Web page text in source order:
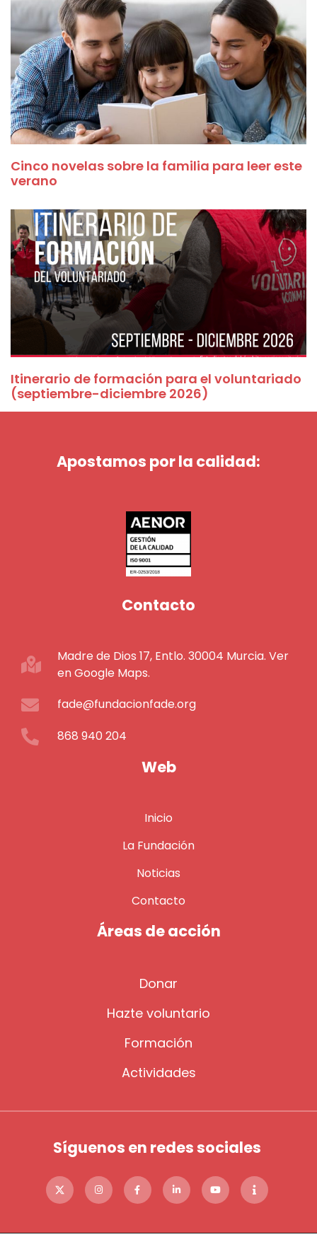
Cinco novelas sobre la familia para leer este
verano
Itinerario de formación para el voluntariado
(septiembre-diciembre 2026)
Apostamos por la calidad:
Contacto
Madre de Dios 17, Entlo. 30004 Murcia. Ver
en Google Maps.
fade@fundacionfade.org
868 940 204
Web
Inicio
La Fundación
Noticias
Contacto
Áreas de acción
Donar
Hazte voluntario
Formación
Actividades
Síguenos en redes sociales